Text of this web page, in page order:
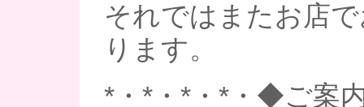
それではまたお店
ります。
*・*・*・*・◆ご案